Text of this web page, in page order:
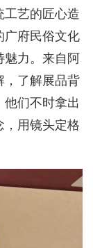
工艺的匠心造
广府民俗文化
魅力。来自阿
，了解展品背
他们不时拿出
，用镜头定格